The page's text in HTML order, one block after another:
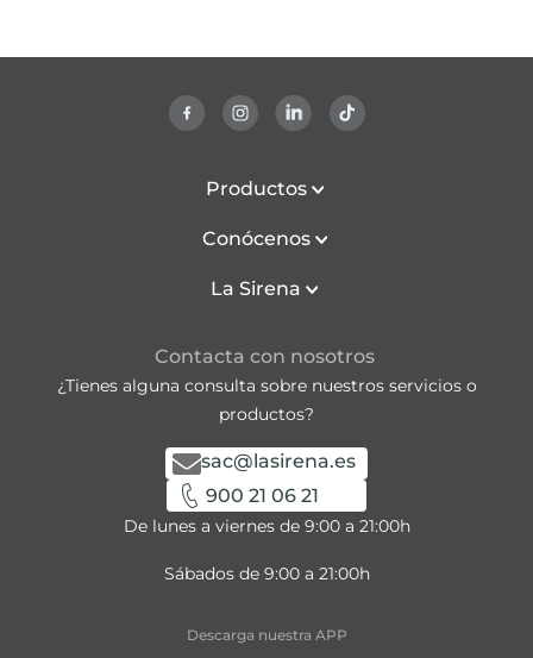
Productos
Conócenos
La Sirena
Contacta con nosotros
¿Tienes alguna consulta sobre nuestros servicios o
productos?
sac@lasirena.es
900 21 06 21
De lunes a viernes de 9:00 a 21:00h
Sábados de 9:00 a 21:00h
Descarga nuestra APP